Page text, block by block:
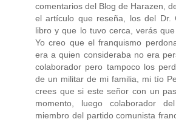
comentarios del Blog de Harazen,
el artículo que reseña, los del Dr.
libro y que lo tuvo cerca, verás
Yo creo que el franquismo
era a quien consideraba no era
colaborador pero tampoco los
de un militar de mi familia, mi tío
crees que si este señor con un
momento, luego colaborador
miembro del partido comunista